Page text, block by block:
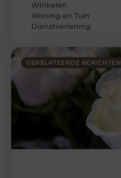
GERELATEERDE BERICHTEN
Winkelen
Woning en Tuin
Dienstverlening